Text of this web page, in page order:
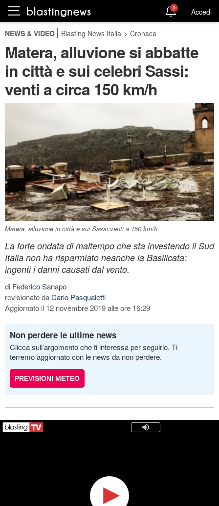
2 Accedi
NEWS & VIDEO Blasting News Italia > Cronaca
Matera, alluvione si abbatte
in città e sui celebri Sassi:
venti a circa 150 km/h
Matera, alluvione in città e sui Sassi:venti a 150 km/h
La forte ondata di maltempo che sta investendo il Sud
Italia non ha risparmiato neanche la Basilicata:
ingenti i danni causati dal vento.
di Federico Sanapo
revisionato daCarlo Pasqualetti
Aggiornato il 12 novembre 2019 alle ore 16:29
Non perdere le ultime news
Clicca sull’argomento che ti interessa per seguirlo. Ti
terremo aggiornato con le news da non perdere.
PREVISIONI METEO